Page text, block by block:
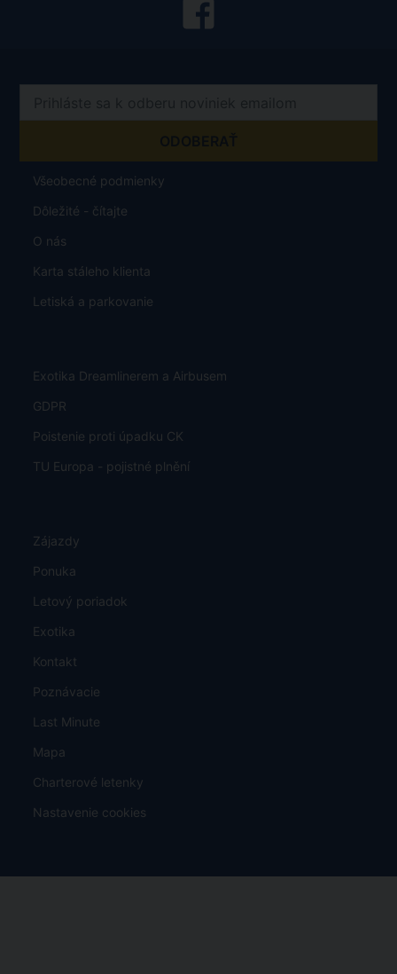
Všeobecné podmienky
Dôležité - čítajte
O nás
Karta stáleho klienta
Letiská a parkovanie
Exotika Dreamlinerem a Airbusem
GDPR
Poistenie proti úpadku CK
TU Europa - pojistné plnění
Zájazdy
Ponuka
Letový poriadok
Exotika
Kontakt
Poznávacie
Last Minute
Mapa
Charterové letenky
Nastavenie cookies